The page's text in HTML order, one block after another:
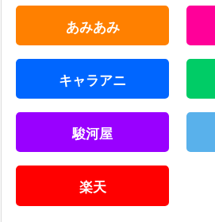
あみあみ
キャラアニ
駿河屋
楽天